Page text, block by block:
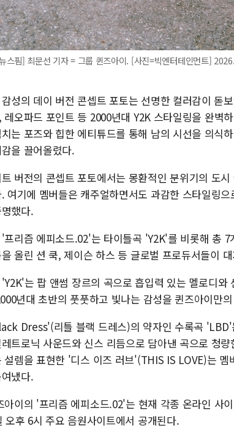
스핌] 최문선 기자 = 그룹 퀸즈아이. [사진=빅엔터테인먼트]
성의 데이 버전 콘셉트 포토는 선명한 컬러감이 돋
레오파드 포인트 등 2000년대 Y2K 스타일링을 완벽
는 포즈와 힙한 에티튜드를 통해 남의 시선을 의식
을 끌어올렸다.
버전의 콘셉트 포토에서는 몽환적인 분위기의 도
여기에 멤버들은 캐주얼하면서도 과감한 스타일링
했다.
프리즘 에피소드.02'는 타이틀곡 'Y2K'를 비롯해 총
올린 션 쿡, 제이슨 하스 등 글로벌 프로듀서들이
는 팝 앤썸 장르의 곡으로 흡입력 있는 멜로디
년대 초반의 풋풋하고 빛나는 감성을 퀸즈아이만
Dress'(리틀 블랙 드레스)의 약자인 수록곡 'LBD'
트로닉 사운드와 신스 리듬으로 담아낸 곡으로 청
설렘을 표현한 '디스 이즈 러브'(THIS IS LOVE)는 멤
냈다.
아이의 '프리즘 에피소드.02'는 현재 각종 온라인 사
오후 6시 주요 음원사이트에서 공개된다.